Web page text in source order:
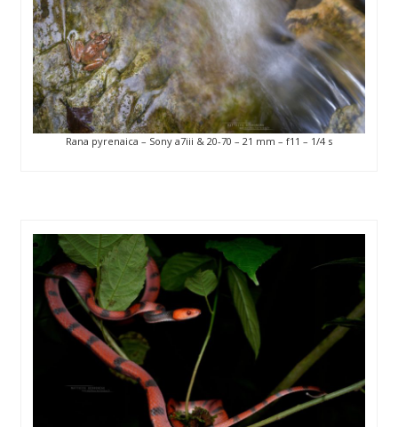
Rana pyrenaica – Sony a7iii & 20-70 – 21 mm – f11 – 1/4 s